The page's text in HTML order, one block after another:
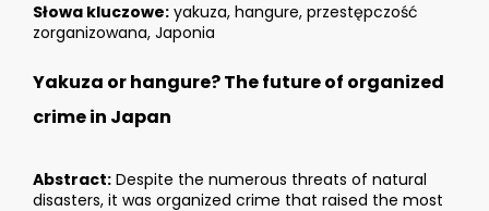
Słowa kluczowe: yakuza, hangure, przestępczość
zorganizowana, Japonia
Yakuza or hangure? The future of organized
crime in Japan
Abstract: Despite the numerous threats of natural
disasters, it was organized crime that raised the most